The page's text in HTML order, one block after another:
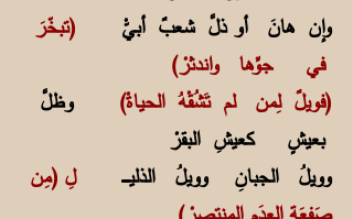
وإن هانَ أو ذلَّ شعبٌ أبيّْ (تبخّرَ
في جوِّها واندثرْ)
(فويلٌ لِمن لم تَشُقْهُ الحياةْ)
وظلَّ
بعيشٍ كعيشِ البقرْ
وويلُ الجبانِ وويلُ الذليــــــ
لِ (مِن